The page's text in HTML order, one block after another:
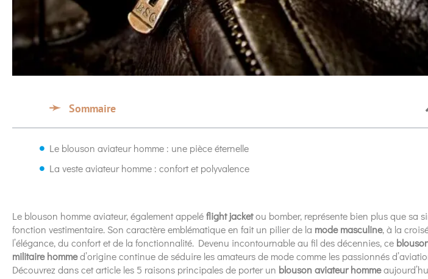
Sommaire
Le blouson aviateur homme : une pièce éternelle
La veste aviateur homme : confort et polyvalence
Le blouson homme aviateur, également appeléflight jacketou bomber, représente bien plus que sa
fonction vestimentaire. Son caractère emblématique en fait un pilier de la mode masculine, à la
l’élégance, du confort et de la fonctionnalité. Devenu incontournable au fil des décennies, ce
militaire hommed’origine continue de séduire les amateurs de mode comme les passionnés
Découvrez dans cet article les 5 raisons principales de porter un blouson aviateur homme